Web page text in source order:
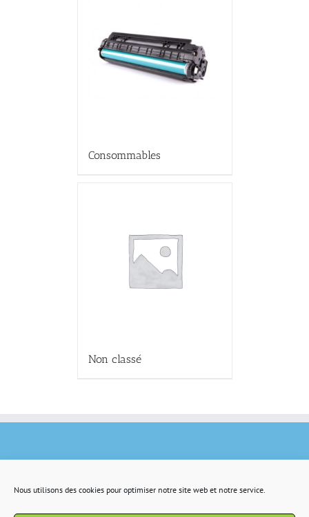
Nous utilisons des cookies pour optimiser notre site web et notre service.
Consommables
Non classé